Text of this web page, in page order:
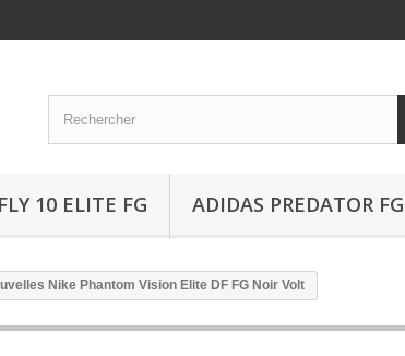
10 ELITE FG ADIDAS PREDATOR FG
Nike Phantom Vision Elite DF FG Noir Volt